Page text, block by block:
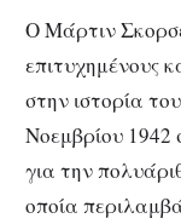
Ο Μάρτιν
επιτυχημένους
στην ιστορία
Νοεμβρίου 1942
για την
οποία